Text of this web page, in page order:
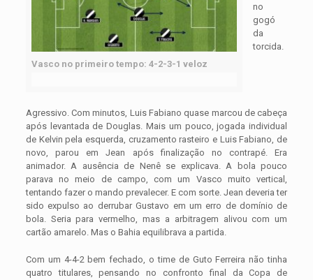
Vasco no primeiro tempo: 4-2-3-1 veloz
no
gogó
da
torcida.
Agressivo. Com minutos, Luis Fabiano quase marcou de cabeça
após levantada de Douglas. Mais um pouco, jogada individual
de Kelvin pela esquerda, cruzamento rasteiro e Luis Fabiano, de
novo, parou em Jean após finalização no contrapé. Era
animador. A ausência de Nenê se explicava. A bola pouco
parava no meio de campo, com um Vasco muito vertical,
tentando fazer o mando prevalecer. E com sorte. Jean deveria ter
sido expulso ao derrubar Gustavo em um erro de domínio de
bola. Seria para vermelho, mas a arbitragem alivou com um
cartão amarelo. Mas o Bahia equilibrava a partida.
Com um 4-4-2 bem fechado, o time de Guto Ferreira não tinha
quatro titulares, pensando no confronto final da Copa de